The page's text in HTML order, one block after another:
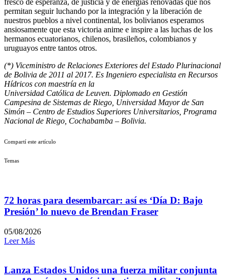
permitan seguir luchando por la integración y la liberación de
nuestros pueblos a nivel continental, los bolivianos esperamos
ansiosamente que esta victoria anime e inspire a las luchas de los
hermanos ecuatorianos, chilenos, brasileños, colombianos y
uruguayos entre tantos otros.
(*) Viceministro de Relaciones Exteriores del Estado Plurinacional
de Bolivia de 2011 al 2017. Es Ingeniero especialista en Recursos
Hídricos con maestría en la
Universidad Católica de Leuven. Diplomado en Gestión
Campesina de Sistemas de Riego, Universidad Mayor de San
Simón – Centro de Estudios Superiores Universitarios, Programa
Nacional de Riego, Cochabamba – Bolivia.
Compartí este artículo
Temas
72 horas para desembarcar: así es ‘Día D: Bajo
Presión’ lo nuevo de Brendan Fraser
05/08/2026
Leer Más
Lanza Estados Unidos una fuerza militar conjunta